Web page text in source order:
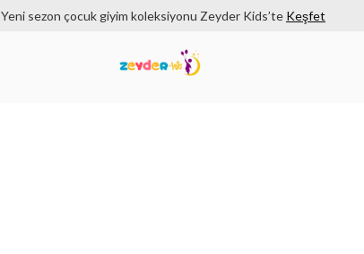
Yeni sezon çocuk giyim koleksiyonu Zeyder Kids’te Keşfet